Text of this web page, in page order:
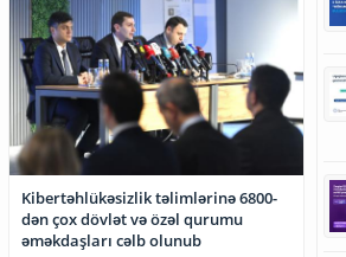
Kibertəhlükəsizlik təlimlərinə 6800-
dən çox dövlət və özəl qurumu
əməkdaşları cəlb olunub